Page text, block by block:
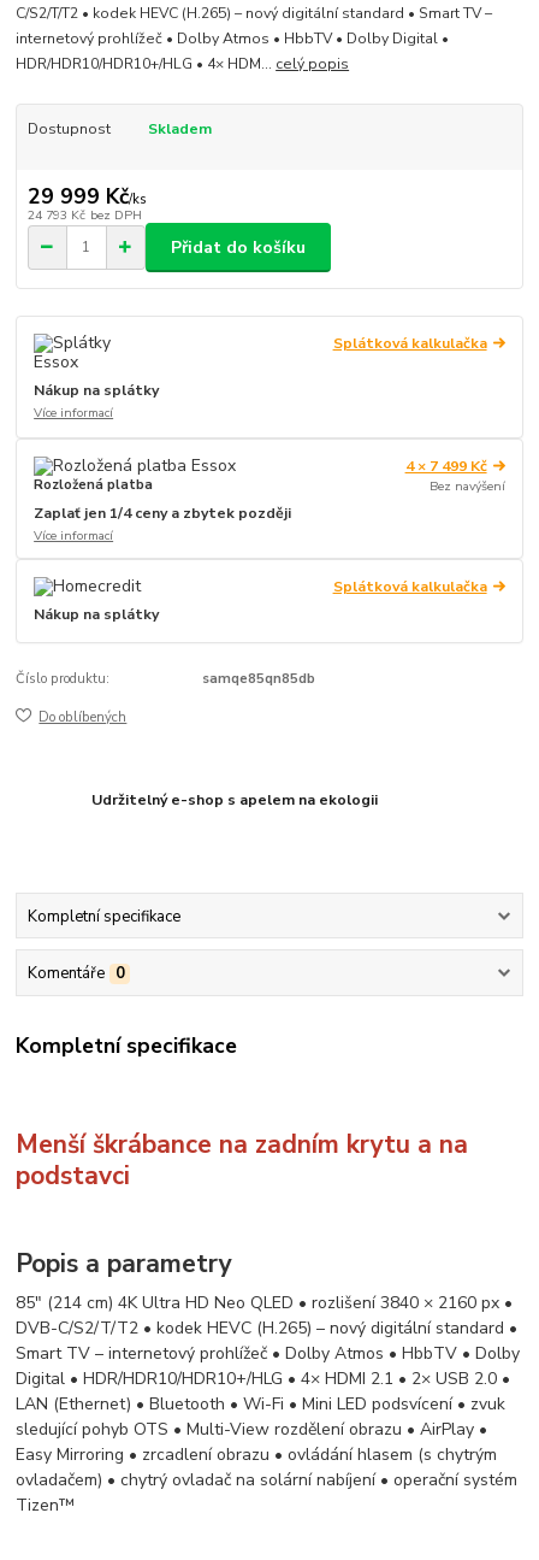
C/S2/T/T2 • kodek HEVC (H.265) – nový digitální standard • Smart TV –
internetový prohlížeč • Dolby Atmos • HbbTV • Dolby Digital •
HDR/HDR10/HDR10+/HLG • 4× HDM... celý popis
Dostupnost Skladem
29 999 Kč/ks
24 793 Kč bez DPH
Přidat do košíku
Splátková kalkulačka
Nákup na splátky
Více informací
Rozložená platba
4 × 7 499 Kč
Bez navýšení
Zaplať jen 1/4 ceny a zbytek později
Více informací
Splátková kalkulačka
Nákup na splátky
Číslo produktu: samqe85qn85db
Do oblíbených
Udržitelný e-shop s apelem na ekologii
Kompletní specifikace
Komentáře 0
Kompletní specifikace
Menší škrábance na zadním krytu a na
podstavci
Popis a parametry
85" (214 cm) 4K Ultra HD Neo QLED • rozlišení 3840 × 2160 px •
DVB-C/S2/T/T2 • kodek HEVC (H.265) – nový digitální standard •
Smart TV – internetový prohlížeč • Dolby Atmos • HbbTV • Dolby
Digital • HDR/HDR10/HDR10+/HLG • 4× HDMI 2.1 • 2× USB 2.0 •
LAN (Ethernet) • Bluetooth • Wi-Fi • Mini LED podsvícení • zvuk
sledující pohyb OTS • Multi-View rozdělení obrazu • AirPlay •
Easy Mirroring • zrcadlení obrazu • ovládání hlasem (s chytrým
ovladačem) • chytrý ovladač na solární nabíjení • operační systém
Tizen™